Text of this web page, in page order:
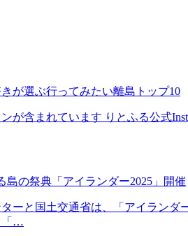
が選ぶ行ってみたい離島トップ10
が含まれています りとふる公式
島の祭典「アイランダー2025」開催
ーと国土交通省は、「アイランダ
「…